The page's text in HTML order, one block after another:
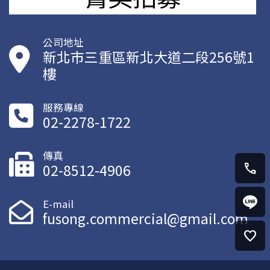
call
favorite
公司地址
新北市三重區新北大道二段256號1
樓
服務專線
02-2278-1722
傳真
02-8512-4906
E-mail
fusong.commercial@gmail.com